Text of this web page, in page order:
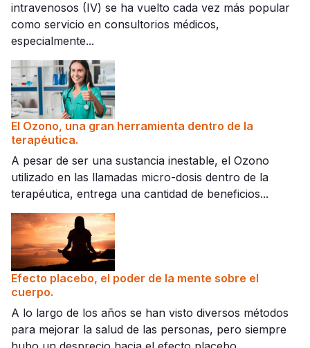
intravenosos (IV) se ha vuelto cada vez más popular
como servicio en consultorios médicos,
especialmente...
El Ozono, una gran herramienta dentro de la
terapéutica.
A pesar de ser una sustancia inestable, el Ozono
utilizado en las llamadas micro-dosis dentro de la
terapéutica, entrega una cantidad de beneficios...
Efecto placebo, el poder de la mente sobre el
cuerpo.
A lo largo de los años se han visto diversos métodos
para mejorar la salud de las personas, pero siempre